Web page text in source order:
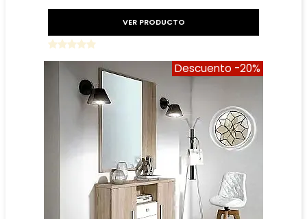
VER PRODUCTO
Descuento -20%